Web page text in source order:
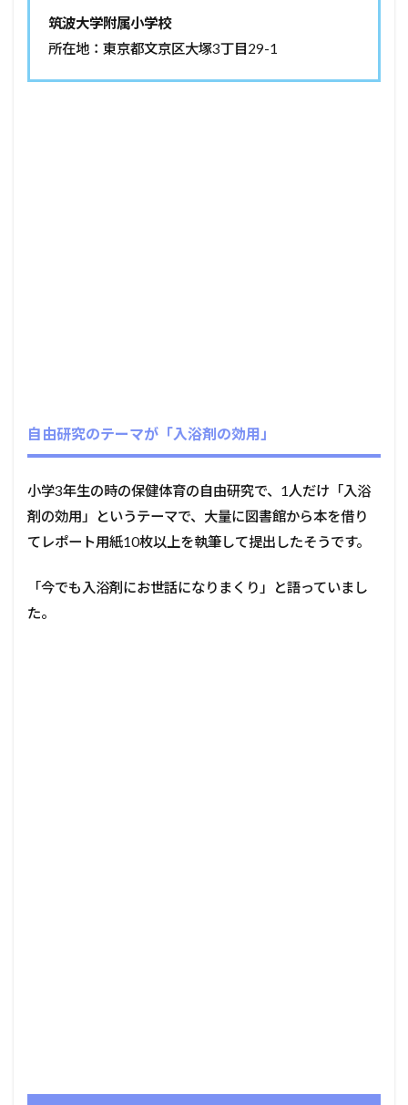
筑波大学附属小学校
所在地：東京都文京区大塚3丁目29-1
自由研究のテーマが「入浴剤の効用」
小学3年生の時の保健体育の自由研究で、1人だけ「入浴
剤の効用」というテーマで、大量に図書館から本を借り
てレポート用紙10枚以上を執筆して提出したそうです。
「今でも入浴剤にお世話になりまくり」と語っていまし
た。